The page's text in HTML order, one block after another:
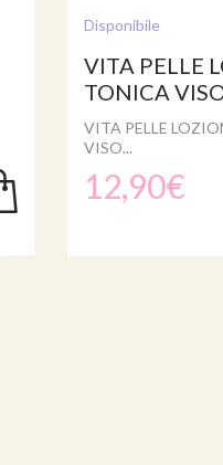
Disponibile
VITA PELLE
TONICA
VITA PELLE
VISO...
12,90€